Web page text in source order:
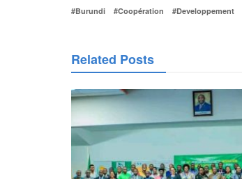
#Burundi #Coopération #Developpement
Related Posts